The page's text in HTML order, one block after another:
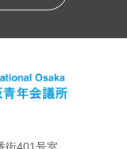
街401号室